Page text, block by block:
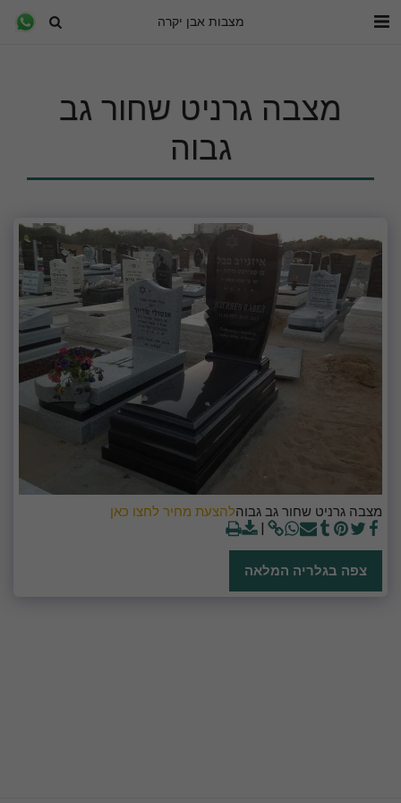
מצבות אבן יקרה
מצבה גרניט שחור גב
גבוה
מצבה גרניט שחור גב גבוהלהצעת מחיר לחצו כאן
צפה בגלריה המלאה